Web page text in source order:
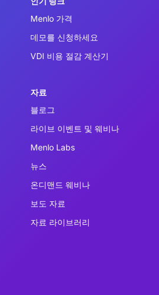
Menlo 가격
데모를 신청하세요
VDI 비용 절감 계산기
자료
블로그
라이브 이벤트 및 웨비나
Menlo Labs
뉴스
온디맨드 웨비나
보도 자료
자료 라이브러리